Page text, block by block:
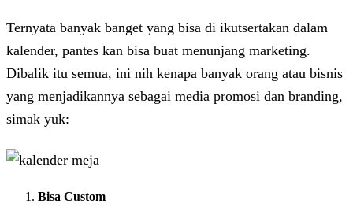
Ternyata banyak banget yang bisa di ikutsertakan dalam
kalender, pantes kan bisa buat menunjang marketing.
Dibalik itu semua, ini nih kenapa banyak orang atau bisnis
yang menjadikannya sebagai media promosi dan branding,
simak yuk:
Bisa Custom